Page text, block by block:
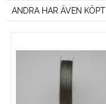
ANDRA HAR ÄVEN KÖPT